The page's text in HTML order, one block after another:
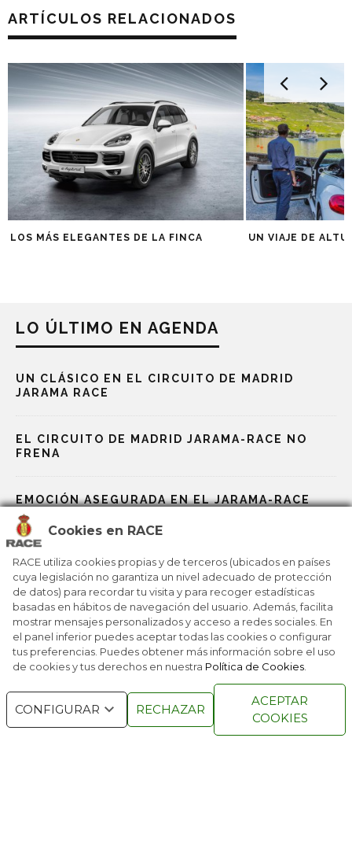
Cookies en RACE
RACE utiliza cookies propias y de terceros (ubicados en países
cuya legislación no garantiza un nivel adecuado de protección
de datos) para recordar tu visita y para recoger estadísticas
basadas en hábitos de navegación del usuario. Además, facilita
mostrar mensajes personalizados y acceso a redes sociales. En
el panel inferior puedes aceptar todas las cookies o configurar
tus preferencias. Puedes obtener más información sobre el uso
de cookies y tus derechos en nuestra Política de Cookies
CONFIGURAR RECHAZAR
ACEPTAR
COOKIES
ARTÍCULOS RELACIONADOS
LOS MÁS ELEGANTES DE LA FINCA UN VIAJE DE
LO ÚLTIMO EN AGENDA
UN CLÁSICO EN EL CIRCUITO DE MADRID
JARAMA RACE
EL CIRCUITO DE MADRID JARAMA-RACE NO
FRENA
EMOCIÓN ASEGURADA EN EL JARAMA-RACE
RECTA DE META PARA LOS MUNDIALES DEL
MOTOR
LOS MUNDIALES DEL MOTOR SE CALIENTAN
TODOS LOS DERECHOS
RESERVADOS